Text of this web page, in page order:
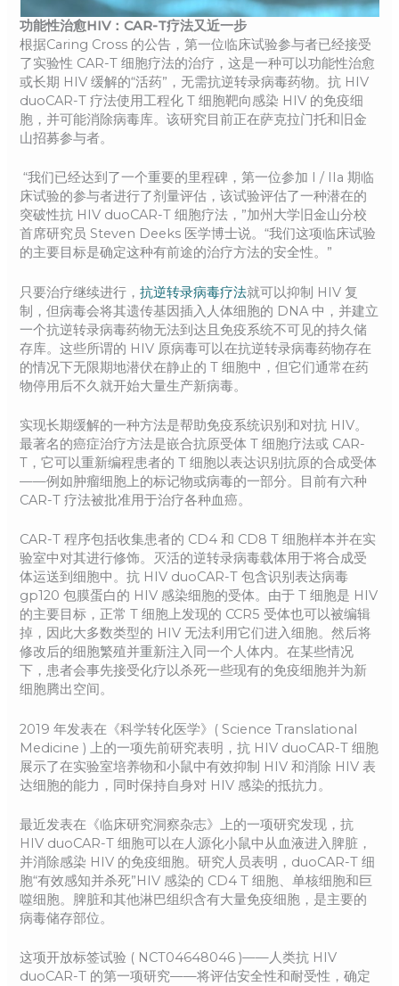
功能性治愈HIV：CAR-T疗法又近一步
根据Caring Cross 的公告，第一位临床试验参与者已经接受
了实验性 CAR-T 细胞疗法的治疗，这是一种可以功能性治愈
或长期 HIV 缓解的“活药”，无需抗逆转录病毒药物。抗 HIV
duoCAR-T 疗法使用工程化 T 细胞靶向感染 HIV 的免疫细
胞，并可能消除病毒库。该研究目前正在萨克拉门托和旧金
山招募参与者。
“我们已经达到了一个重要的里程碑，第一位参加 I / IIa 期临
床试验的参与者进行了剂量评估，该试验评估了一种潜在的
突破性抗 HIV duoCAR-T 细胞疗法，”加州大学旧金山分校
首席研究员 Steven Deeks 医学博士说。“我们这项临床试验
的主要目标是确定这种有前途的治疗方法的安全性。”
只要治疗继续进行，抗逆转录病毒疗法就可以抑制 HIV 复
制，但病毒会将其遗传基因插入人体细胞的 DNA 中，并建立
一个抗逆转录病毒药物无法到达且免疫系统不可见的持久储
存库。这些所谓的 HIV 原病毒可以在抗逆转录病毒药物存在
的情况下无限期地潜伏在静止的 T 细胞中，但它们通常在药
物停用后不久就开始大量生产新病毒。
实现长期缓解的一种方法是帮助免疫系统识别和对抗 HIV。
最著名的癌症治疗方法是嵌合抗原受体 T 细胞疗法或 CAR-
T，它可以重新编程患者的 T 细胞以表达识别抗原的合成受体
——例如肿瘤细胞上的标记物或病毒的一部分。目前有六种
CAR-T 疗法被批准用于治疗各种血癌。
CAR-T 程序包括收集患者的 CD4 和 CD8 T 细胞样本并在实
验室中对其进行修饰。灭活的逆转录病毒载体用于将合成受
体运送到细胞中。抗 HIV duoCAR-T 包含识别表达病毒
gp120 包膜蛋白的 HIV 感染细胞的受体。由于 T 细胞是 HIV
的主要目标，正常 T 细胞上发现的 CCR5 受体也可以被编辑
掉，因此大多数类型的 HIV 无法利用它们进入细胞。然后将
修改后的细胞繁殖并重新注入同一个人体内。在某些情况
下，患者会事先接受化疗以杀死一些现有的免疫细胞并为新
细胞腾出空间。
2019 年发表在《科学转化医学》( Science Translational
Medicine ) 上的一项先前研究表明，抗 HIV duoCAR-T 细胞
展示了在实验室培养物和小鼠中有效抑制 HIV 和消除 HIV 表
达细胞的能力，同时保持自身对 HIV 感染的抵抗力。
最近发表在《临床研究洞察杂志》上的一项研究发现，抗
HIV duoCAR-T 细胞可以在人源化小鼠中从血液进入脾脏，
并消除感染 HIV 的免疫细胞。研究人员表明，duoCAR-T 细
胞“有效感知并杀死”HIV 感染的 CD4 T 细胞、单核细胞和巨
噬细胞。脾脏和其他淋巴组织含有大量免疫细胞，是主要的
病毒储存部位。
这项开放标签试验 ( NCT04648046 )——人类抗 HIV
duoCAR-T 的第一项研究——将评估安全性和耐受性，确定